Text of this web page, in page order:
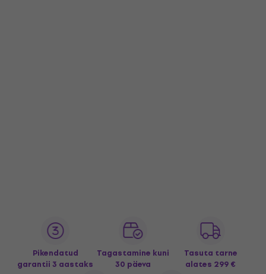
Pikendatud
garantii 3 aastaks
Tagastamine kuni
30 päeva
Tasuta tarne
alates 299 €